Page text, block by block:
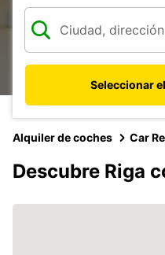
Seleccionar
Alquiler de coches Car
Descubre Riga